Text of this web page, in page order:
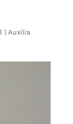
| Auxilia